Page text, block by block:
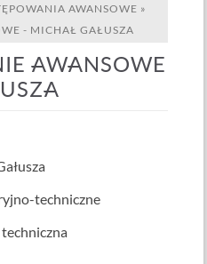
AWANSOWE »
- MICHAŁ GAŁUSZA
AWANSOWE
techniczne